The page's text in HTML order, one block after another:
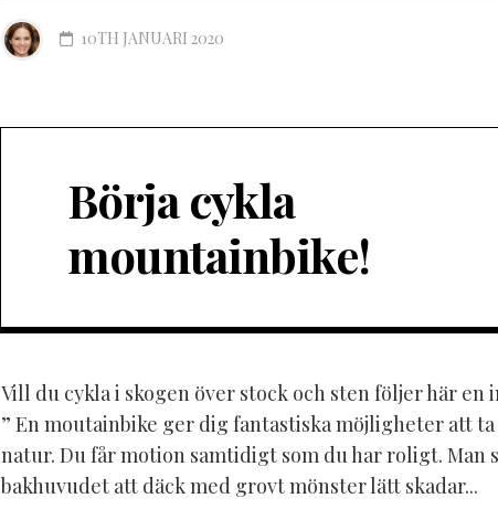
10TH JANUARI 2020
Börja cykla
mountainbike!
Vill du cykla i skogen över stock och sten följer här en
” En moutainbike ger dig fantastiska möjligheter att
natur. Du får motion samtidigt som du har roligt. Man
bakhuvudet att däck med grovt mönster lätt skadar...